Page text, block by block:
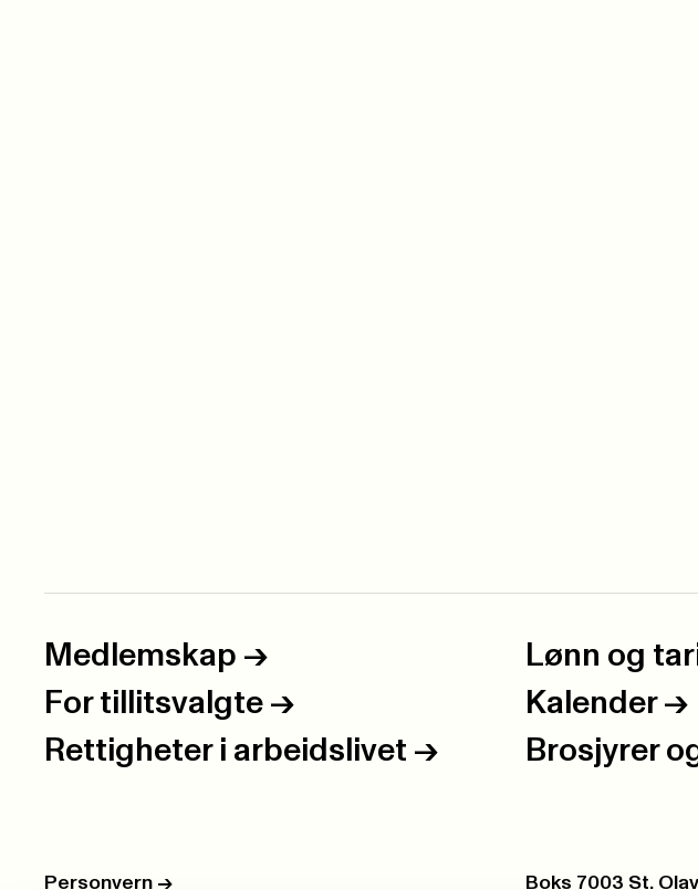
Medlemskap -> Lønn og
For tillitsvalgte -> Kalender ->
Rettigheter i arbeidslivet -> Brosjyrer
Personvern -> Postboks:
Boks 7003 St.